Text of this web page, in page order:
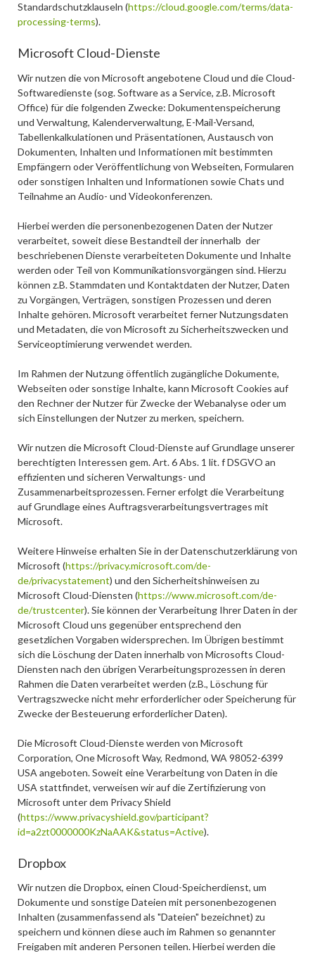
Standardschutzklauseln (https://cloud.google.com/terms/data-
processing-terms).
Microsoft Cloud-Dienste
Wir nutzen die von Microsoft angebotene Cloud und die Cloud-
Softwaredienste (sog. Software as a Service, z.B. Microsoft
Office) für die folgenden Zwecke: Dokumentenspeicherung
und Verwaltung, Kalenderverwaltung, E-Mail-Versand,
Tabellenkalkulationen und Präsentationen, Austausch von
Dokumenten, Inhalten und Informationen mit bestimmten
Empfängern oder Veröffentlichung von Webseiten, Formularen
oder sonstigen Inhalten und Informationen sowie Chats und
Teilnahme an Audio- und Videokonferenzen.
Hierbei werden die personenbezogenen Daten der Nutzer
verarbeitet, soweit diese Bestandteil der innerhalb der
beschriebenen Dienste verarbeiteten Dokumente und Inhalte
werden oder Teil von Kommunikationsvorgängen sind. Hierzu
können z.B. Stammdaten und Kontaktdaten der Nutzer, Daten
zu Vorgängen, Verträgen, sonstigen Prozessen und deren
Inhalte gehören. Microsoft verarbeitet ferner Nutzungsdaten
und Metadaten, die von Microsoft zu Sicherheitszwecken und
Serviceoptimierung verwendet werden.
Im Rahmen der Nutzung öffentlich zugängliche Dokumente,
Webseiten oder sonstige Inhalte, kann Microsoft Cookies auf
den Rechner der Nutzer für Zwecke der Webanalyse oder um
sich Einstellungen der Nutzer zu merken, speichern.
Wir nutzen die Microsoft Cloud-Dienste auf Grundlage unserer
berechtigten Interessen gem. Art. 6 Abs. 1 lit. f DSGVO an
effizienten und sicheren Verwaltungs- und
Zusammenarbeitsprozessen. Ferner erfolgt die Verarbeitung
auf Grundlage eines Auftragsverarbeitungsvertrages mit
Microsoft.
Weitere Hinweise erhalten Sie in der Datenschutzerklärung von
Microsoft (https://privacy.microsoft.com/de-
de/privacystatement) und den Sicherheitshinweisen zu
Microsoft Cloud-Diensten (https://www.microsoft.com/de-
de/trustcenter). Sie können der Verarbeitung Ihrer Daten in der
Microsoft Cloud uns gegenüber entsprechend den
gesetzlichen Vorgaben widersprechen. Im Übrigen bestimmt
sich die Löschung der Daten innerhalb von Microsofts Cloud-
Diensten nach den übrigen Verarbeitungsprozessen in deren
Rahmen die Daten verarbeitet werden (z.B., Löschung für
Vertragszwecke nicht mehr erforderlicher oder Speicherung für
Zwecke der Besteuerung erforderlicher Daten).
Die Microsoft Cloud-Dienste werden von Microsoft
Corporation, One Microsoft Way, Redmond, WA 98052-6399
USA angeboten. Soweit eine Verarbeitung von Daten in die
USA stattfindet, verweisen wir auf die Zertifizierung von
Microsoft unter dem Privacy Shield
(https://www.privacyshield.gov/participant?
id=a2zt0000000KzNaAAK&status=Active).
Dropbox
Wir nutzen die Dropbox, einen Cloud-Speicherdienst, um
Dokumente und sonstige Dateien mit personenbezogenen
Inhalten (zusammenfassend als "Dateien" bezeichnet) zu
speichern und können diese auch im Rahmen so genannter
Freigaben mit anderen Personen teilen. Hierbei werden die